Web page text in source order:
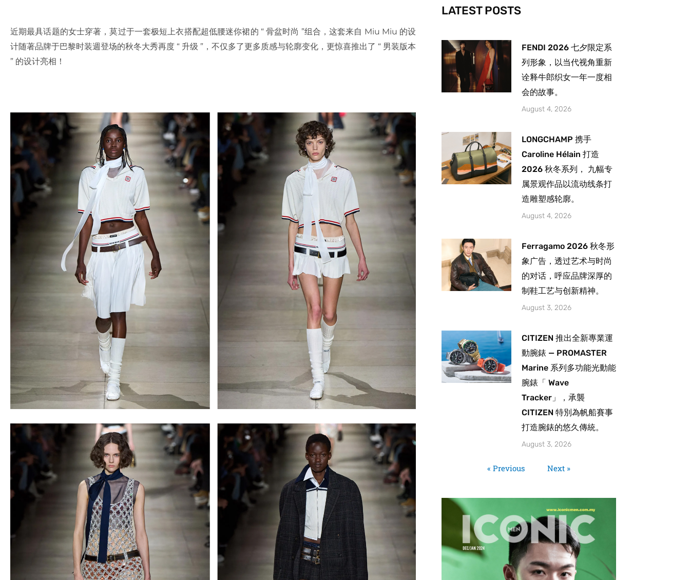
近期最具话题的女士穿著，莫过于一套极短上衣搭配超低腰迷你裙的 “ 骨盆时尚 ”组合，这套来自 Miu Miu 的设
计随著品牌于巴黎时装週登场的秋冬大秀再度 “ 升级 ”，不仅多了更多质感与轮廓变化，更惊喜推出了 “ 男装版本
” 的设计亮相！
-
f
m
LATEST POSTS
FENDI 2026 七夕限定系
列形象，以当代视角重新
诠释牛郎织女一年一度相
会的故事。
August 4, 2026
LONGCHAMP 携手
Caroline Hélain 打造
2026 秋冬系列， 九幅专
属景观作品以流动线条打
造雕塑感轮廓。
August 4, 2026
Ferragamo 2026 秋冬形
象广告，透过艺术与时尚
的对话，呼应品牌深厚的
制鞋工艺与创新精神。
August 3, 2026
CITIZEN 推出全新專業運
動腕錶 — PROMASTER
Marine 系列多功能光動能
腕錶「 Wave
Tracker」，承襲
CITIZEN 特別為帆船賽事
打造腕錶的悠久傳統。
August 3, 2026
« Previous Next »